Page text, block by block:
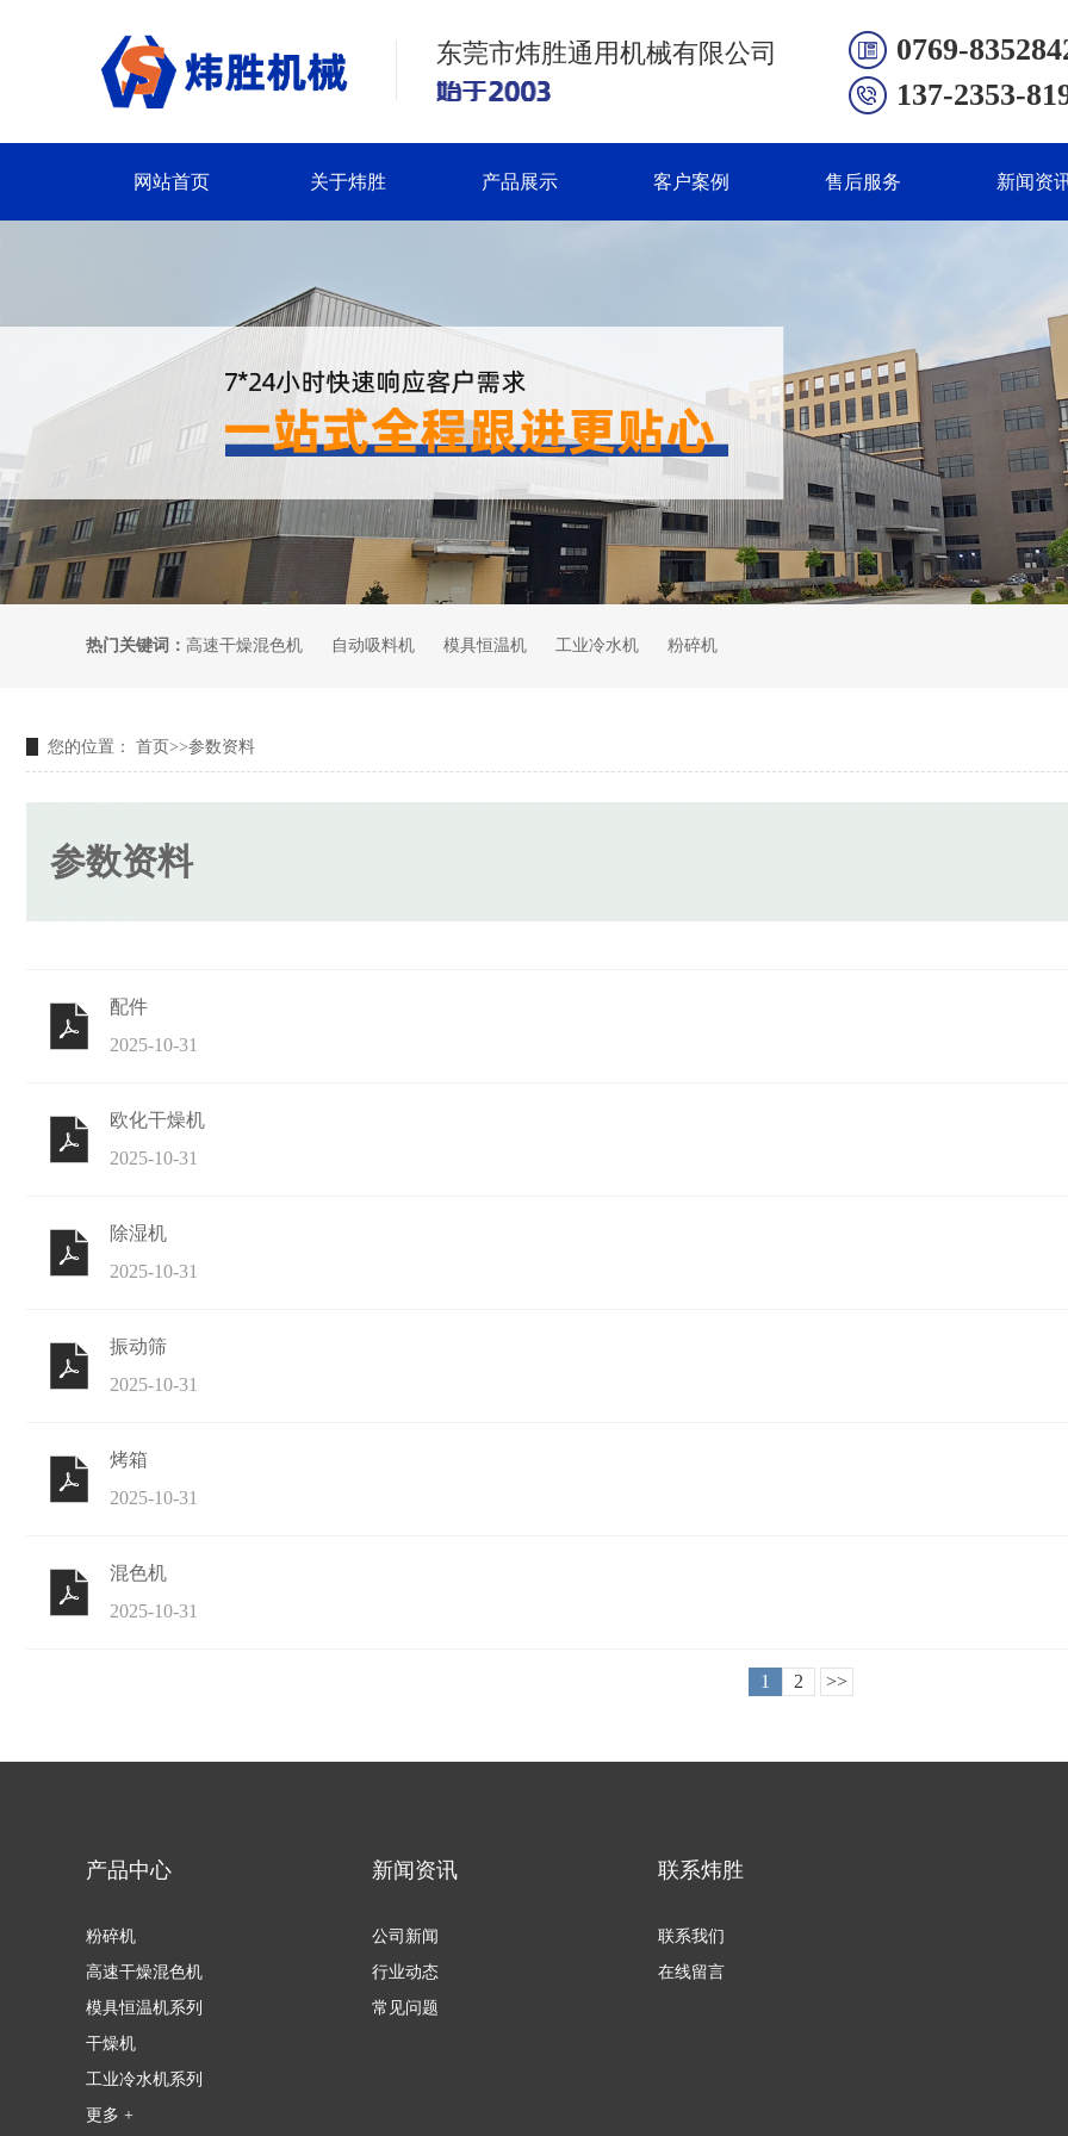
东莞市炜胜通用机械有限公司
0769-
137-2353-
网站首页 关于炜胜 产品展示 客户案例 售后服务 新闻资
热门关键词： 高速干燥混色机 自动吸料机 模具恒温机 工业冷水机 粉碎机
您的位置： 首页 >>参数资料
参数资料
配件
2025-10-31
欧化干燥机
2025-10-31
除湿机
2025-10-31
振动筛
2025-10-31
烤箱
2025-10-31
混色机
2025-10-31
1 2 >>
产品中心
粉碎机
高速干燥混色机
模具恒温机系列
干燥机
工业冷水机系列
更多 +
新闻资讯
公司新闻
行业动态
常见问题
联系炜胜
联系我们
在线留言